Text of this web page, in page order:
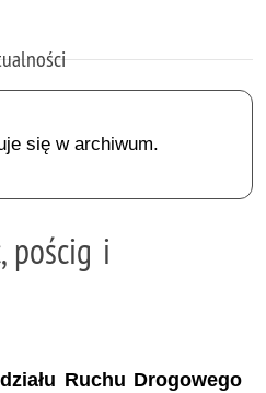
się w archiwum.
pościg i
Ruchu Drogowego